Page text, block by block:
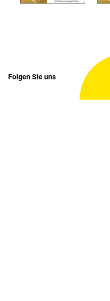
Folgen Sie uns